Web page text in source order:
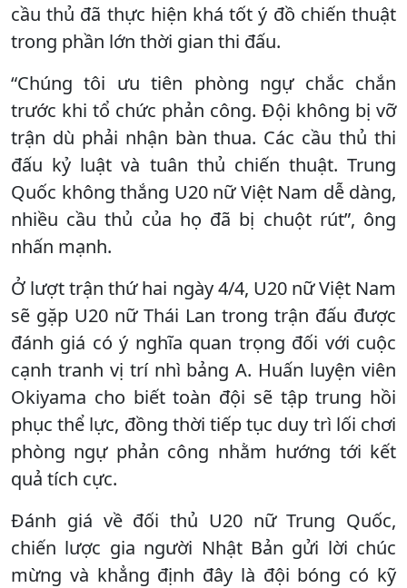
cầu thủ đã thực hiện khá tốt ý đồ chiến thuật
trong phần lớn thời gian thi đấu.
“Chúng tôi ưu tiên phòng ngự chắc chắn
trước khi tổ chức phản công. Đội không bị vỡ
trận dù phải nhận bàn thua. Các cầu thủ thi
đấu kỷ luật và tuân thủ chiến thuật. Trung
Quốc không thắng U20 nữ Việt Nam dễ dàng,
nhiều cầu thủ của họ đã bị chuột rút”, ông
nhấn mạnh.
Ở lượt trận thứ hai ngày 4/4, U20 nữ Việt Nam
sẽ gặp U20 nữ Thái Lan trong trận đấu được
đánh giá có ý nghĩa quan trọng đối với cuộc
cạnh tranh vị trí nhì bảng A. Huấn luyện viên
Okiyama cho biết toàn đội sẽ tập trung hồi
phục thể lực, đồng thời tiếp tục duy trì lối chơi
phòng ngự phản công nhằm hướng tới kết
quả tích cực.
Đánh giá về đối thủ U20 nữ Trung Quốc,
chiến lược gia người Nhật Bản gửi lời chúc
mừng và khẳng định đây là đội bóng có kỹ